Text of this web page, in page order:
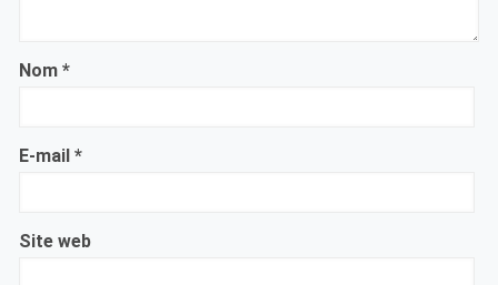
Nom *
E-mail *
Site web